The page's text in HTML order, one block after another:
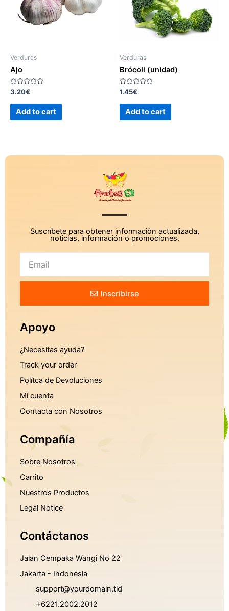
Verduras
Ajo
Rated
out
3.20€
Add to cart
Verduras
Brócoli (unidad)
Rated
out
1.45€
Add to cart
Suscríbete para obtener información actualizada,
noticias, información o promociones.
Inscribirse
Apoyo
¿Necesitas ayuda?
Track your order
Polítca de Devoluciones
Mi cuenta
Contacta con Nosotros
Compañía
Sobre Nosotros
Carrito
Nuestros Productos
Legal Notice
Contáctanos
Jalan Cempaka Wangi No 22
Jakarta - Indonesia
support@yourdomain.tld
+6221.2002.2012